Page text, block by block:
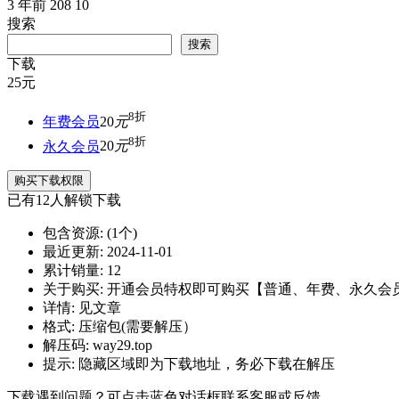
3 年前 208 10
搜索
搜索
下载
25元
年费会员20元8折
永久会员20元8折
购买下载权限
已有12人解锁下载
包含资源: (1个)
最近更新: 2024-11-01
累计销量: 12
关于购买: 开通会员特权即可购买【普通、年费、永久会
详情: 见文章
格式: 压缩包(需要解压）
解压码: way29.top
提示: 隐藏区域即为下载地址，务必下载在解压